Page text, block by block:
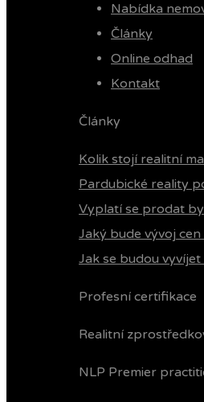
Nabídka
Články
Online odhad
Kontakt
Články
Kolik stojí realitní
Pardubické reality
Vyplatí se prodat
Jaký bude vývoj
Jak se budou
Profesní certifikace
Realitní
NLP Premier